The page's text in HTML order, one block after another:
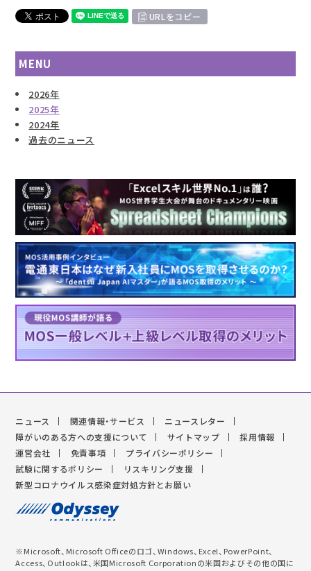
URLをコピー
MENU
2026年
2025年
2024年
過去のニュース
ニュース 関連情報・サービス
ニュースレター
障がいのある方への支援について
サイトマップ
採用情報
運営会社
免責事項
プライバシーポリシー
試験に関するポリシー
リスキリング支援
新型コロナウイルス感染症対処方針とお願い
※Microsoft、Microsoft Officeのロゴ、Windows、Excel、PowerPoint、
Access、Outlookは、米国Microsoft Corporationの米国およびその他の国に